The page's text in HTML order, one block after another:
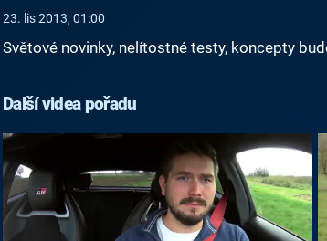
23. lis 2013, 01:00
Světové novinky, nelítostné testy, koncepty
Další videa pořadu